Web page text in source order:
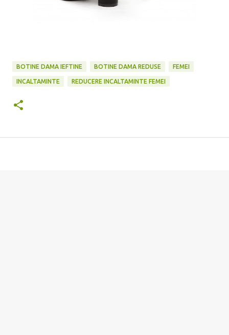
BOTINE DAMA IEFTINE BOTINE DAMA REDUSE FEMEI
INCALTAMINTE REDUCERE INCALTAMINTE FEMEI